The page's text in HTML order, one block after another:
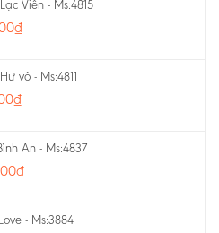
Viên - Ms:4815
₫
vô - Ms:4811
₫
An - Ms:4837
₫
- Ms:3884